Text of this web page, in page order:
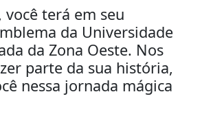
você terá em seu
da Universidade
da Zona Oeste. Nos
parte da sua história,
nessa jornada mágica